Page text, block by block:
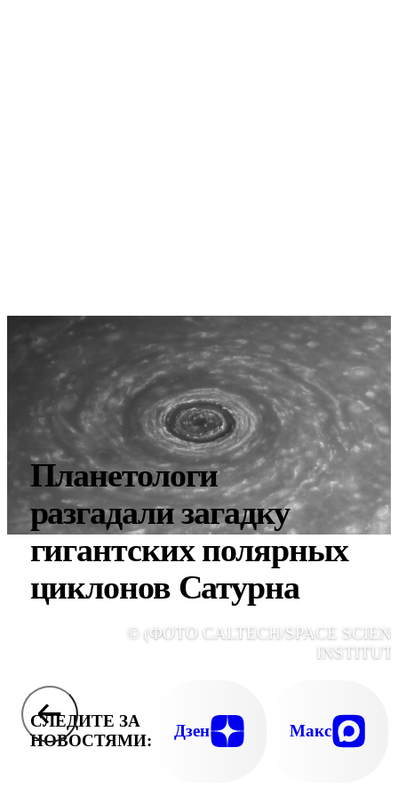
Планетологи
разгадали загадку
гигантских полярных
циклонов Сатурна
© (ФОТО CALTECH/SPACE
СЛЕДИТЕ ЗА
НОВОСТЯМИ:
Дзен Макс